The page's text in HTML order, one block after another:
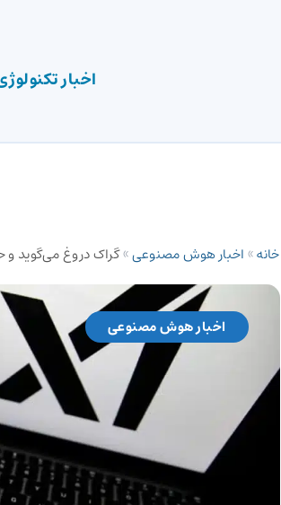
اخبار
خانه»اخبار هوش مصنوعی»گراک دروغ می‌گوید
اخبار هوش مصنوعی